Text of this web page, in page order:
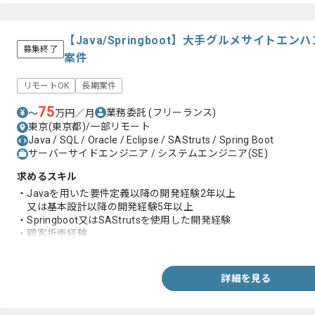
募集終了
【Java/Springboot】大手グルメサイトエンハ
案件
リモートOK 長期案件
〜75万円／月 業務委託(フリーランス)
東京(東京都)/一部リモート
Java / SQL / Oracle / Eclipse / SAStruts / Spring Boot
サーバーサイドエンジニア / システムエンジニア(SE)
求めるスキル
・Javaを用いた要件定義以降の開発経験2年以上
又は基本設計以降の開発経験5年以上
・Springboot又はSAStrutsを使用した開発経験
・顧客折衝経験
詳細を見る